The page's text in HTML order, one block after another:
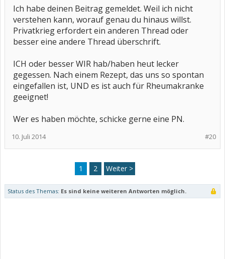
nicht an.
Ich habe deinen Beitrag gemeldet. Weil ich nicht
verstehen kann, worauf genau du hinaus willst.
Privatkrieg erfordert ein anderen Thread oder
besser eine andere Thread überschrift.
ICH oder besser WIR hab/haben heut lecker
gegessen. Nach einem Rezept, das uns so spontan
eingefallen ist, UND es ist auch für Rheumakranke
geeignet!
Wer es haben möchte, schicke gerne eine PN.
#20
10. Juli 2014
1 2 Weiter >
Status des Themas: Es sind keine weiteren Antworten möglich.